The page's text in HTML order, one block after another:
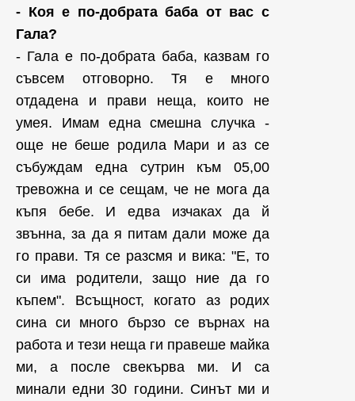
- Коя е по-добрата баба от вас с
Гала?
- Гала е по-добрата баба, казвам го
съвсем отговорно. Тя е много
отдадена и прави неща, които не
умея. Имам една смешна случка -
още не беше родила Мари и аз се
събуждам една сутрин към 05,00
тревожна и се сещам, че не мога да
къпя бебе. И едва изчаках да й
звънна, за да я питам дали може да
го прави. Тя се разсмя и вика: "Е, то
си има родители, защо ние да го
къпем". Всъщност, когато аз родих
сина си много бързо се върнах на
работа и тези неща ги правеше майка
ми, а после свекърва ми. И са
минали едни 30 години. Синът ми и